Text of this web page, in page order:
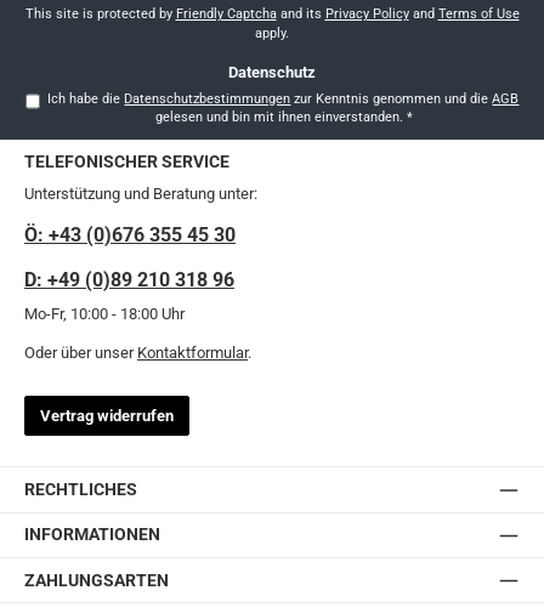
*
This site is protected by Friendly Captchaand its Privacy Policyand Terms of Use
apply.
Datenschutz
Ich habe die Datenschutzbestimmungen zur Kenntnis genommen und dieAGB
gelesen und bin mit ihnen einverstanden. *
TELEFONISCHER SERVICE
Unterstützung und Beratung unter:
Ö: +43 (0)676 355 45 30
D: +49 (0)89 210 318 96
Mo-Fr, 10:00 - 18:00 Uhr
Oder über unser Kontaktformular.
Vertrag widerrufen
RECHTLICHES
INFORMATIONEN
ZAHLUNGSARTEN